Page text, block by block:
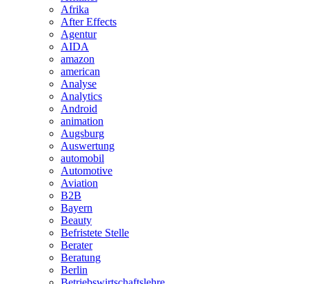
Afrika
After Effects
Agentur
AIDA
amazon
american
Analyse
Analytics
Android
animation
Augsburg
Auswertung
automobil
Automotive
Aviation
B2B
Bayern
Beauty
Befristete Stelle
Berater
Beratung
Berlin